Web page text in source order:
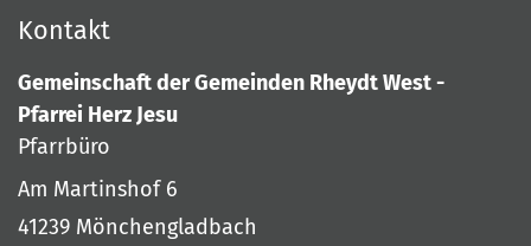
Kontakt
Gemeinschaft der Gemeinden Rheydt West -
Pfarrei Herz Jesu
Pfarrbüro
Am Martinshof 6
41239 Mönchengladbach